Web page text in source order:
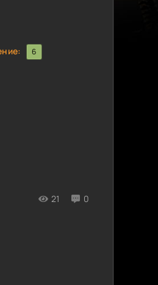
21 0
6